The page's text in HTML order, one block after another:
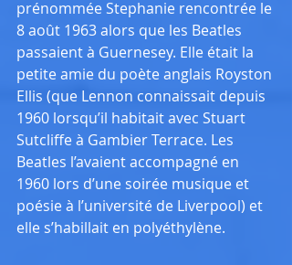
prénommée Stephanie rencontrée le
8 août 1963 alors que les Beatles
passaient à Guernesey. Elle était la
petite amie du poète anglais Royston
Ellis (que Lennon connaissait depuis
1960 lorsqu’il habitait avec Stuart
Sutcliffe à Gambier Terrace. Les
Beatles l’avaient accompagné en
1960 lors d’une soirée musique et
poésie à l’université de Liverpool) et
elle s’habillait en polyéthylène.